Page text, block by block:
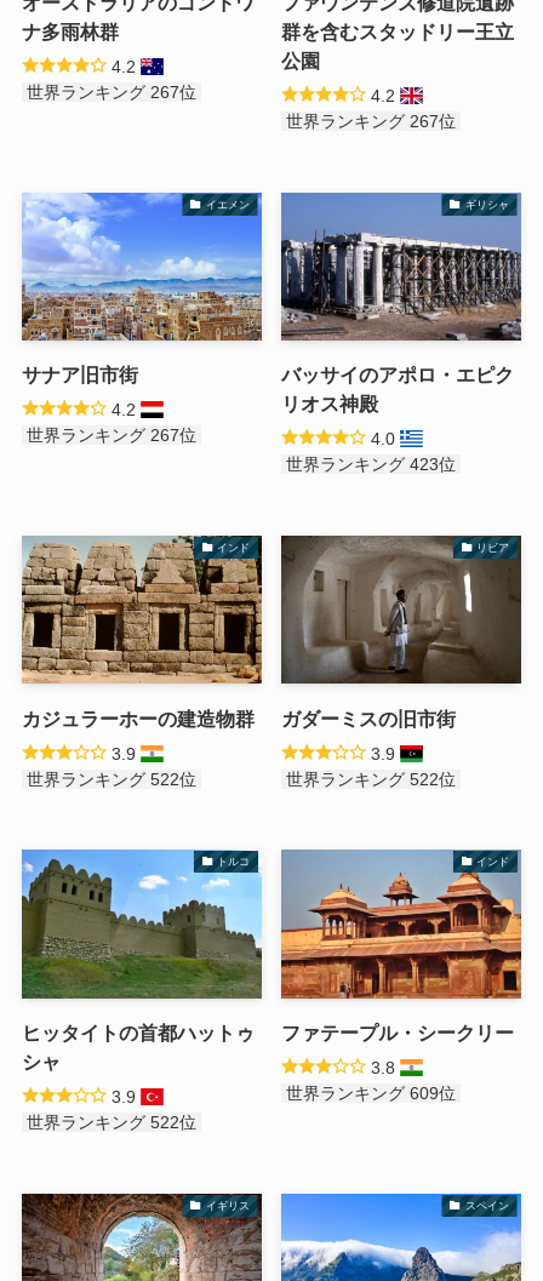
ナ多雨林群
4.2
世界ランキング 267位
群を含むスタッドリー王立
公園
4.2
世界ランキング 267位
イエメン
サナア旧市街
4.2
世界ランキング 267位
ギリシャ
バッサイのアポロ・エピク
リオス神殿
4.0
世界ランキング 423位
インド
カジュラーホーの建造物群
3.9
世界ランキング 522位
リビア
ガダーミスの旧市街
3.9
世界ランキング 522位
トルコ
ヒッタイトの首都ハットゥ
シャ
3.9
世界ランキング 522位
インド
ファテープル・シークリー
3.8
世界ランキング 609位
イギリス スペイン